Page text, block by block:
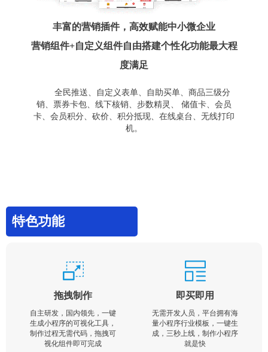
丰富的营销插件，高效赋能中小微企业
营销组件+自定义组件自由搭建个性化功能最大程
度满足
全民推送、自定义表单、自助买单、商品三级分
销、票券卡包、线下核销、步数精灵、 储值卡、会员
卡、会员积分、砍价、积分抵现、在线桌台、无线打印
机。
特色功能
拖拽制作
自主研发，国内领先，一键
生成小程序的可视化工具，
制作过程无需代码，拖拽可
视化组件即可完成
即买即用
无需开发人员，平台拥有海
量小程序行业模板，一键生
成，三秒上线，制作小程序
就是快